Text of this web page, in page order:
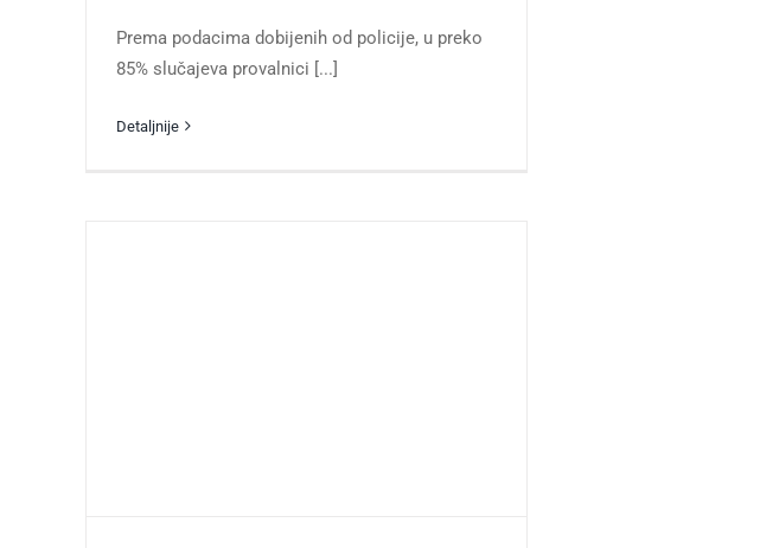
Prema podacima dobijenih od policije, u preko
85% slučajeva provalnici [...]
Detaljnije